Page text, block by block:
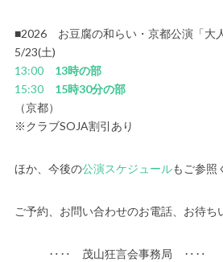
■2026 お豆腐の和らい・京都公演「大
5/23(土)
13:00 13時の部
15:30 15時30分の部
（京都）
※クラブSOJA割引あり
ほか、今後の公演スケジュールもご参照
ご予約、お問い合わせのお電話、お待ち
‥‥ 茂山狂言会事務局 ‥‥